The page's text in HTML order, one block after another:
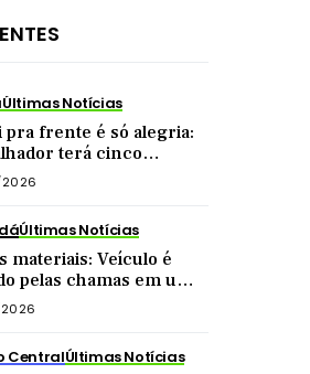
Últimas Notícias
pra frente é só alegria:
terá cinco
até o final do ano
Últimas Notícias
materiais: Veículo é
pelas chamas em uma
vias de Quixadá
CentralÚltimas Notícias